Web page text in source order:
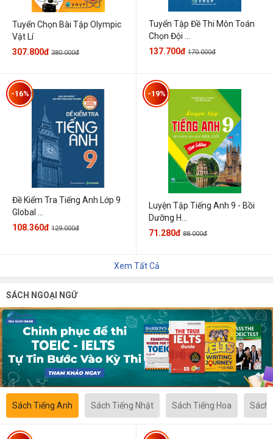
Tuyển Chọn Bài Tập Olympic
Vật Lí
307.800đ 380.000đ
Tuyển Tập Đề Thi Môn Toán
Chọn Đội ...
137.700đ 170.000đ
Đề Kiểm Tra Tiếng Anh Lớp 9
Global ...
-16%
108.360đ 129.000đ
Luyện Tập Tiếng Anh 9 - Bồi
Dưỡng H...
-19%
71.280đ 88.000đ
Xem Tất Cả
SÁCH NGOẠI NGỮ
Sách Tiếng Anh Sách Tiếng Nhật Sách Tiếng Hoa Sách